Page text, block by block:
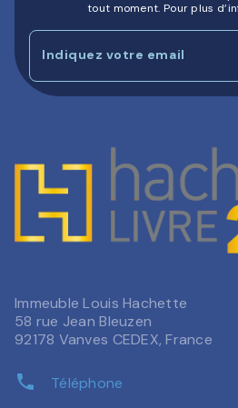
tout moment. Pour plus
Indiquez votre email
Immeuble Louis Hachette
58 rue Jean Bleuzen
92178 Vanves CEDEX, France
phone Téléphone